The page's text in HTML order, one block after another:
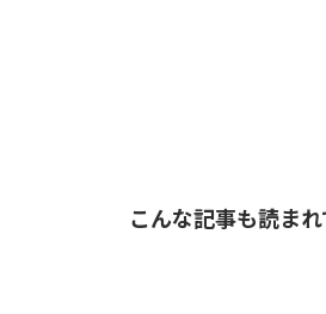
こんな記事も読ま